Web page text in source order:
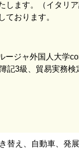
します。（イタリア
ております。
ージャ外国人大学
記3級、貿易実務
替え、自動車、発